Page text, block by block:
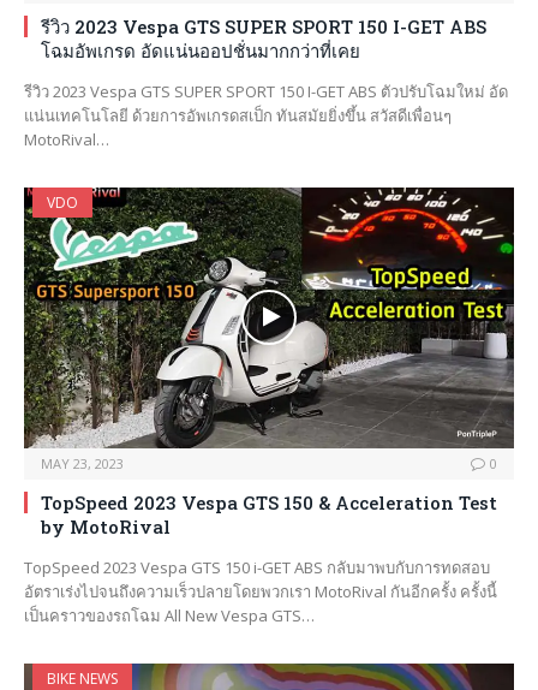
รีวิว 2023 Vespa GTS SUPER SPORT 150 I-GET ABS
โฉมอัพเกรด อัดแน่นออปชั่นมากกว่าที่เคย
รีวิว 2023 Vespa GTS SUPER SPORT 150 I-GET ABS ตัวปรับโฉมใหม่ อัด
แน่นเทคโนโลยี ด้วยการอัพเกรดสเป็ก ทันสมัยยิ่งขึ้น สวัสดีเพื่อนๆ
MotoRival…
VDO
MAY 23, 2023 0
TopSpeed 2023 Vespa GTS 150 & Acceleration Test
by MotoRival
TopSpeed 2023 Vespa GTS 150 i-GET ABS กลับมาพบกับการทดสอบ
อัตราเร่งไปจนถึงความเร็วปลายโดยพวกเรา MotoRival กันอีกครั้ง ครั้งนี้
เป็นคราวของรถโฉม All New Vespa GTS…
BIKE NEWS